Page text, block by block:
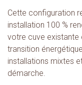
Cette configuration
installation 100 %
votre cuve existante
transition
installations mixtes
démarche.